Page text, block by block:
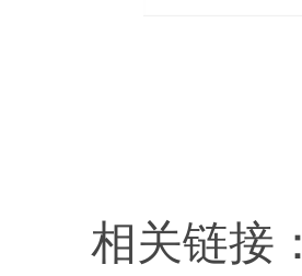
相关链接：